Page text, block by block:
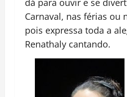
Carnaval, nas férias ou
pois expressa toda a
Renathaly cantando.